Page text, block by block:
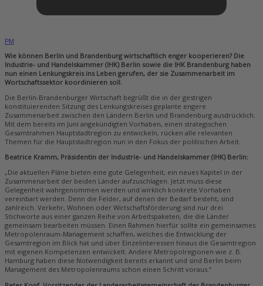
PM
Wie können Berlin und Brandenburg wirtschaftlich enger kooperieren? Die
Industrie- und Handelskammer (IHK) Berlin sowie die IHK Brandenburg haben
nun einen Lenkungskreis ins Leben gerufen, der sie Zusammenarbeit im
Wortschaftssektor koordinieren soll.
Die Berlin-Brandenburger Wirtschaft begrüßt die in der gestrigen
konstituierenden Sitzung des Lenkungskreises geplante engere
Zusammenarbeit zwischen den Ländern Berlin und Brandenburg ausdrücklich.
Mit dem bereits im Juni angekündigten Vorhaben, einen strategischen
Gesamtrahmen Hauptstadtregion zu entwickeln, rücken alle relevanten
Themen für die Hauptstadtregion nun in den Fokus der politischen Arbeit.
Beatrice Kramm, Präsidentin der Industrie- und Handelskammer (IHK) Berlin:
„Die aktuellen Pläne bieten eine gute Gelegenheit, ein neues Kapitel in der
Zusammenarbeit der beiden Länder aufzuschlagen. Jetzt muss diese
Gelegenheit wahrgenommen werden und wirklich konkrete Vorhaben
vereinbart werden. Denn die Felder, auf denen der Bedarf besteht, sind
zahlreich. Verkehr, Wohnen oder Wirtschaftsförderung sind nur drei
Stichworte aus einer ganzen Reihe von Arbeitspaketen, die die Länder
gemeinsam bearbeiten müssen. Einen Rahmen hierfür sollte ein gemeinsames
Metropolenraum-Management schaffen, welches die Entwicklung der
Gesamtregion im Blick hat und über Einzelinteressen hinaus die Gesamtregion
mit eigenen Kompetenzen entwickelt. Andere Metropolregionen wie z. B.
Hamburg haben diese Notwendigkeit bereits erkannt und sind Berlin beim
Management des Metropolenraums schon einen Schritt voraus.“